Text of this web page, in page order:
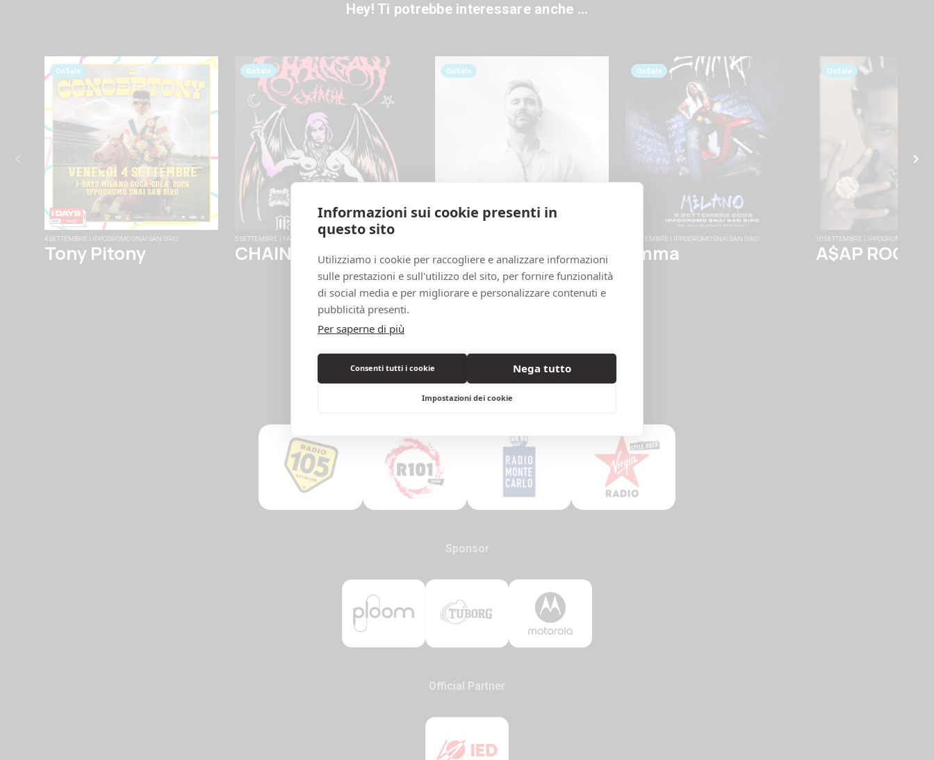
Informazioni sui cookie presenti in
questo sito
Utilizziamo i cookie per raccogliere e analizzare informazioni
sulle prestazioni e sull'utilizzo del sito, per fornire funzionalità
di social media e per migliorare e personalizzare contenuti e
pubblicità presenti.
Per saperne di più
Consenti tutti i cookie Nega tutto
Impostazioni dei cookie
Hey! Ti potrebbe interessare anche ...
OnSale
4 SETTEMBRE | IPPODROMO SNAI SAN SIRO
Tony Pitony
OnSale
5 SETTEMBRE | FABRIQUE
CHAINSAW EXTREME
OnSale
David Guetta
OnSale
9 SETTEMBRE | IPPODROMO SNAI SAN SIRO
Emma
OnSale
10 SETTEMBRE | IPPODROMO SNAI
A$AP ROCKY
Media Sponsor
Sponsor
Official Partner